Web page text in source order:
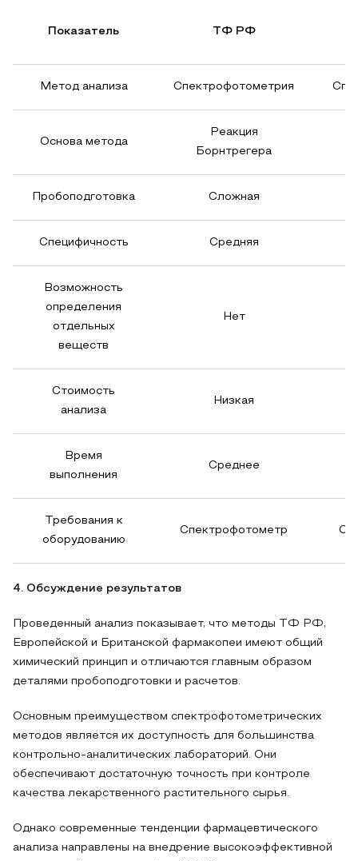
Показатель ТФ РФ
Метод анализа Спектрофотометрия
Основа метода
Реакция
Борнтрегера
Пробоподготовка Сложная
Специфичность Средняя
Возможность
определения
отдельных
веществ
Нет
Стоимость
анализа
Низкая
Время
выполнения
Среднее
Требования к
оборудованию
Спектрофотометр
4. Обсуждение результатов
Проведенный анализ показывает, что методы ТФ РФ,
Европейской и Британской фармакопеи имеют общий
химический принцип и отличаются главным образом
деталями пробоподготовки и расчетов.
Основным преимуществом спектрофотометрических
методов является их доступность для большинства
контрольно-аналитических лабораторий. Они
обеспечивают достаточную точность при контроле
качества лекарственного растительного сырья.
Однако современные тенденции фармацевтического
анализа направлены на внедрение высокоэффективной